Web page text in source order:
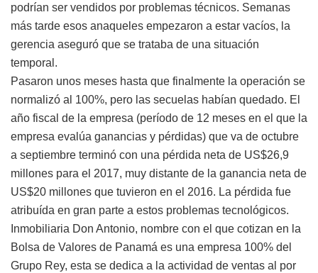
podrían ser vendidos por problemas técnicos. Semanas
más tarde esos anaqueles empezaron a estar vacíos, la
gerencia aseguró que se trataba de una situación
temporal.
Pasaron unos meses hasta que finalmente la operación se
normalizó al 100%, pero las secuelas habían quedado. El
año fiscal de la empresa (período de 12 meses en el que la
empresa evalúa ganancias y pérdidas) que va de octubre
a septiembre terminó con una pérdida neta de US$26,9
millones para el 2017, muy distante de la ganancia neta de
US$20 millones que tuvieron en el 2016. La pérdida fue
atribuída en gran parte a estos problemas tecnológicos.
Inmobiliaria Don Antonio, nombre con el que cotizan en la
Bolsa de Valores de Panamá es una empresa 100% del
Grupo Rey, esta se dedica a la actividad de ventas al por